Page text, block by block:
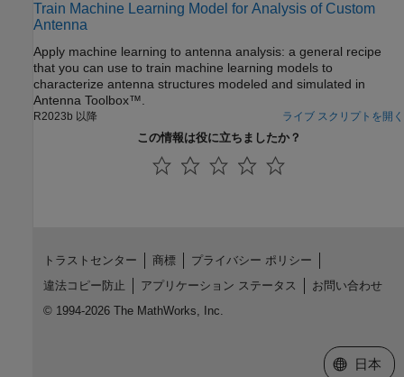
Train Machine Learning Model for Analysis of Custom
Antenna
Apply machine learning to antenna analysis: a general recipe
that you can use to train machine learning models to
characterize antenna structures modeled and simulated in
Antenna Toolbox™.
R2023b 以降 ライブ スクリプトを開く
この情報は役に立ちましたか？
トラストセンター 商標
プライバシー ポリシー
違法コピー防止
アプリケーション ステータス
お問い合わせ
© 1994-2026 The MathWorks, Inc.
Web サイ
日本